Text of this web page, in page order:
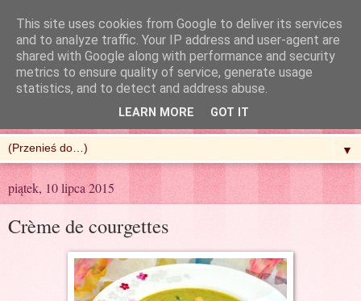
R'n'G Kitchen
▼
piątek, 10 lipca 2015
Crème de courgettes
This site uses cookies from Google to deliver its services
and to analyze traffic. Your IP address and user-agent are
shared with Google along with performance and security
metrics to ensure quality of service, generate usage
statistics, and to detect and address abuse.
LEARN MORE GOT IT